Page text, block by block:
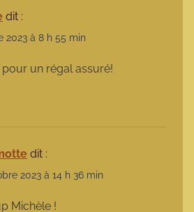
dit :
2023 à 8 h 55 min
un régal assuré!
dit :
2023 à 14 h 36 min
Michèle !